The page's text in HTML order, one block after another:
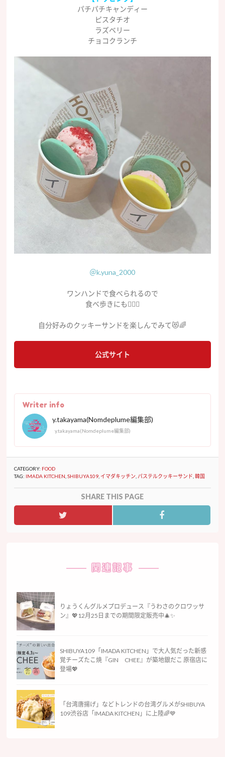
パチパチキャンディー
ピスタチオ
ラズベリー
チョコクランチ
＠k.yuna_2000
ワンハンドで食べられるので
食べ歩きにも🙆‍♀️✨
自分好みのクッキーサンドを楽しんでみて😻🌈
公式サイト
Writer info
y.takayama(Nomdeplume編集部)
y.takayama(Nomdeplume編集部)
CATEGORY: FOOD
TAG: IMADA KITCHEN ,SHIBUYA109 イマダキッチン パステルクッキーサンド ,韓国
SHARE THIS PAGE
関連記事
りょうくんグルメプロデュース『うわさのクロワッサ
ン』💖12月25日までの期間限定販売中🎄✨
SHIBUYA109「IMADA KITCHEN」で大人気だった新感
覚チーズたこ焼『GIN CHEE』が築地銀だこ 原宿店に
登場💖
「台湾唐揚げ」などトレンドの台湾グルメがSHIBUYA
109渋谷店「IMADA KITCHEN」に上陸🌈💙